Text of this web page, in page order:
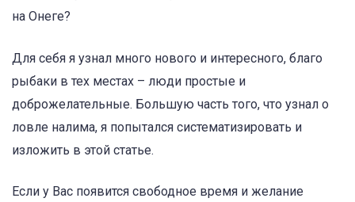
на Онеге?
Для себя я узнал много нового и интересного, благо
рыбаки в тех местах – люди простые и
доброжелательные. Большую часть того, что узнал о
ловле налима, я попытался систематизировать и
изложить в этой статье.
Если у Вас появится свободное время и желание